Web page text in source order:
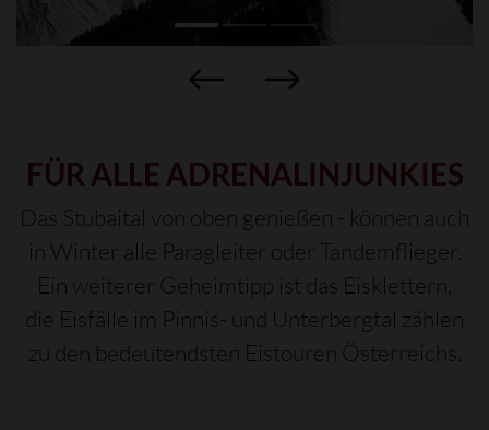
FÜR ALLE ADRENALINJUNKIES
Das Stubaital von oben genießen - können auch
in Winter alle Paragleiter oder Tandemflieger.
Ein weiterer Geheimtipp ist das Eisklettern,
die Eisfälle im Pinnis- und Unterbergtal zählen
zu den bedeutendsten Eistouren Österreichs.